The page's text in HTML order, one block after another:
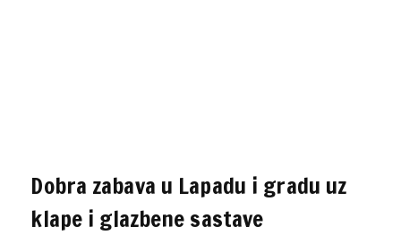
Dobra zabava u Lapadu i gradu uz
klape i glazbene sastave